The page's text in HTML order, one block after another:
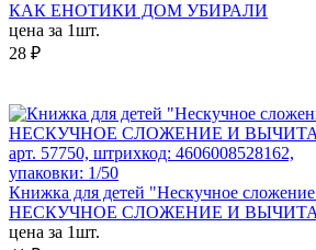
КАК ЕНОТИКИ ДОМ УБИРАЛИ
цена за 1шт.
28 ₽
арт. 57750, штрихкод: 4606008528162,
упаковки: 1/50
Книжка для детей "Нескучное
НЕСКУЧНОЕ СЛОЖЕНИЕ И
цена за 1шт.